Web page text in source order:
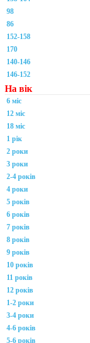
98
86
152-158
170
140-146
146-152
На вік
6 міс
12 міс
18 міс
1 рік
2 роки
3 роки
2-4 років
4 роки
5 років
6 років
7 років
8 років
9 років
10 років
11 років
12 років
1-2 роки
3-4 роки
4-6 років
5-6 років